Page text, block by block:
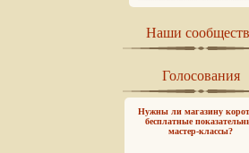
Наши
Голосования
Нужны ли магазину
бесплатные
мастер-классы?